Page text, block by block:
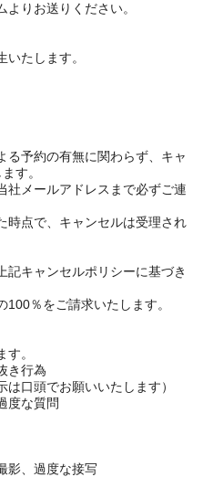
りお送りください。
いたします。
る予約の有無に関わらず、キャ
す。
社メールアドレスまで必ずご連
時点で、キャンセルは受理され
キャンセルポリシーに基づき
％をご請求いたします。
。
き行為
は口頭でお願いいたします）
度な質問
影、過度な接写